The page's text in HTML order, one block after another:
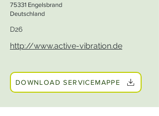
75331 Engelsbrand
Deutschland
D26
http://www.active-vibration.de
DOWNLOAD SERVICEMAPPE